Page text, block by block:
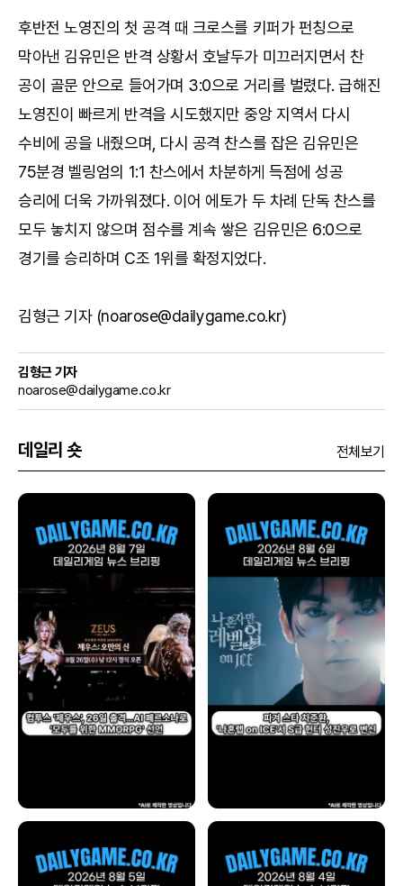
후반전 노영진의 첫 공격 때 크로스를 키퍼가 펀칭으로
막아낸 김유민은 반격 상황서 호날두가 미끄러지면서 찬
공이 골문 안으로 들어가며 3:0으로 거리를 벌렸다. 급해진
노영진이 빠르게 반격을 시도했지만 중앙 지역서 다시
수비에 공을 내줬으며, 다시 공격 찬스를 잡은 김유민은
75분경 벨링엄의 1:1 찬스에서 차분하게 득점에 성공
승리에 더욱 가까워졌다. 이어 에토가 두 차례 단독 찬스를
모두 놓치지 않으며 점수를 계속 쌓은 김유민은 6:0으로
경기를 승리하며 C조 1위를 확정지었다.
김형근 기자 (noarose@dailygame.co.kr)
김형근 기자
noarose@dailygame.co.kr
데일리 숏 전체보기